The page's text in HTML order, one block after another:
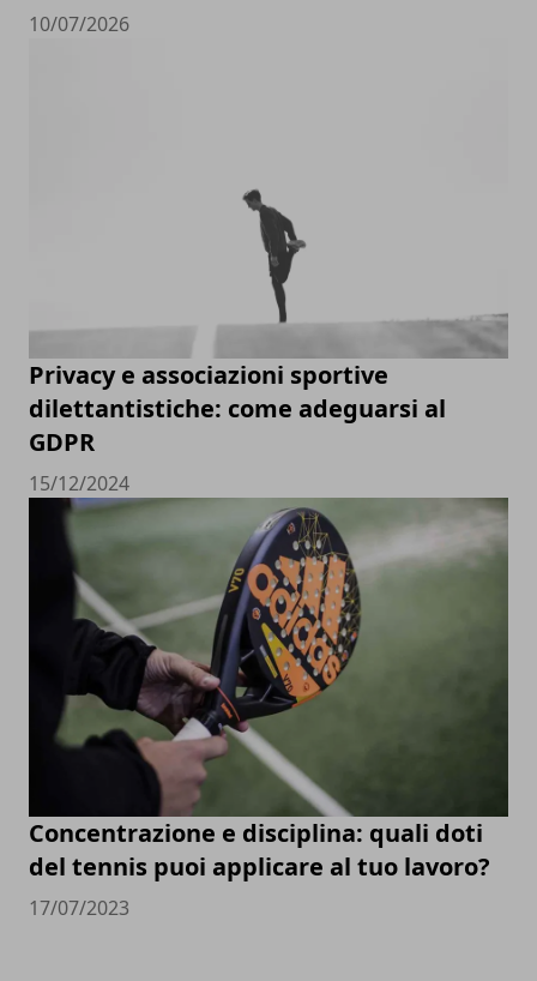
10/07/2026
Privacy e associazioni sportive
dilettantistiche: come adeguarsi al
GDPR
15/12/2024
Concentrazione e disciplina: quali doti
del tennis puoi applicare al tuo lavoro?
17/07/2023